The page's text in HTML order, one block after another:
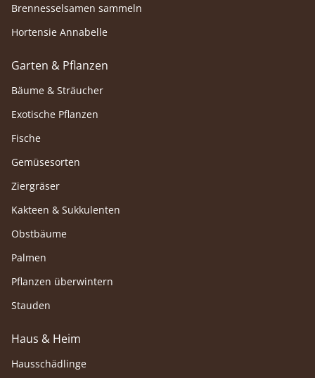
Brennesselsamen sammeln
Hortensie Annabelle
Garten & Pflanzen
Bäume & Sträucher
Exotische Pflanzen
Fische
Gemüsesorten
Ziergräser
Kakteen & Sukkulenten
Obstbäume
Palmen
Pflanzen überwintern
Stauden
Haus & Heim
Hausschädlinge